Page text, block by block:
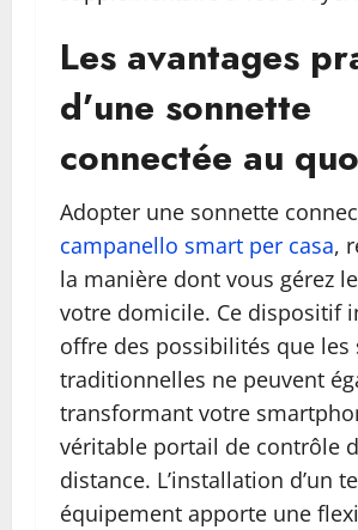
Les avantages
d’une sonnette
connectée au
Adopter une sonnette
campanello smart per casa,
la manière dont vous gérez
votre domicile. Ce dispositif
offre des possibilités que les
traditionnelles ne peuvent
transformant votre
véritable portail de contrôle
distance. L’installation d’un
équipement apporte une